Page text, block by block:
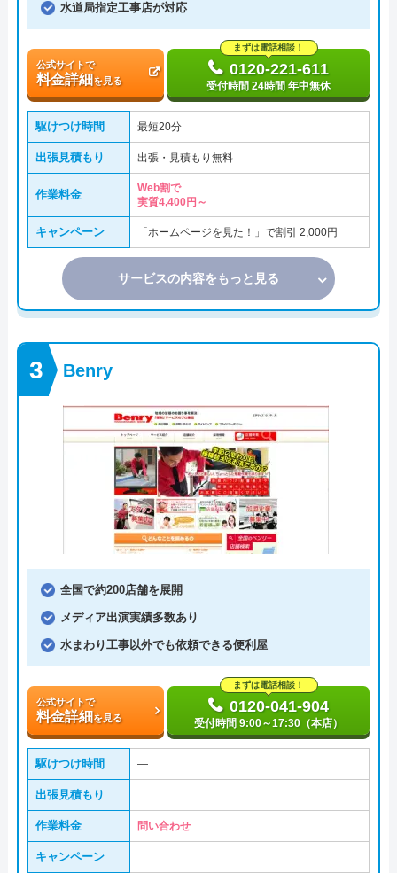
水道局指定工事店が対応
公式サイトで
料金詳細を見る
まずは電話相談！
0120-221-611
受付時間 24時間 年中無休
駆けつけ時間 最短20分
出張見積もり 出張・見積もり無料
作業料金
Web割で
実質4,400円～
キャンペーン 「ホームページを見た！」で割引 2,000円
サービスの内容をもっと見る
Benry
全国で約200店舗を展開
メディア出演実績多数あり
水まわり工事以外でも依頼できる便利屋
公式サイトで
料金詳細を見る
まずは電話相談！
0120-041-904
受付時間 9:00～17:30（本店）
駆けつけ時間 ―
出張見積もり
作業料金 問い合わせ
キャンペーン